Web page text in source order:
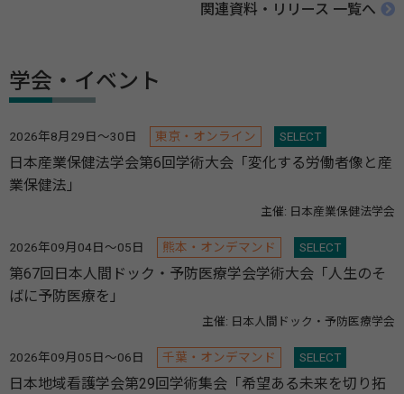
関連資料・リリース 一覧へ
学会・イベント
2026年8月29日～30日 東京・オンライン SELECT
日本産業保健法学会第6回学術大会「変化する労働者像と産
業保健法」
主催: 日本産業保健法学会
2026年09月04日～05日 熊本・オンデマンド SELECT
第67回日本人間ドック・予防医療学会学術大会「人生のそ
ばに予防医療を」
主催: 日本人間ドック・予防医療学会
2026年09月05日～06日 千葉・オンデマンド SELECT
日本地域看護学会第29回学術集会「希望ある未来を切り拓